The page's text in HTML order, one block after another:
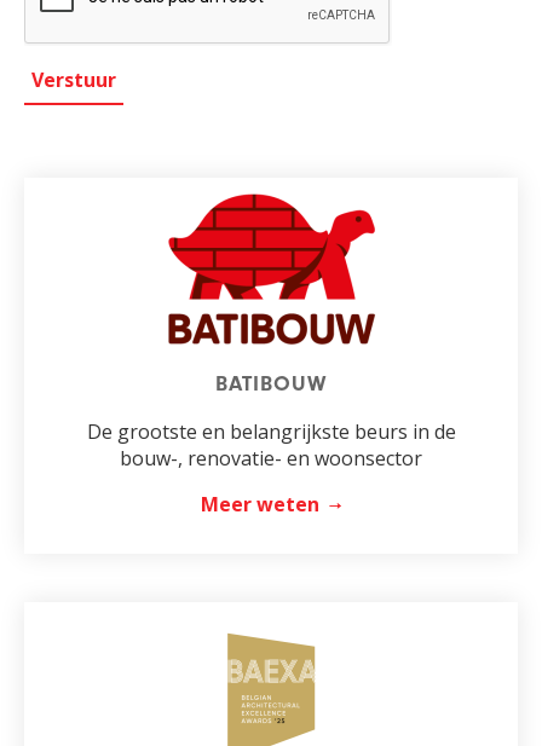
BATIBOUW
De grootste en belangrijkste beurs in de
bouw-, renovatie- en woonsector
Meer weten